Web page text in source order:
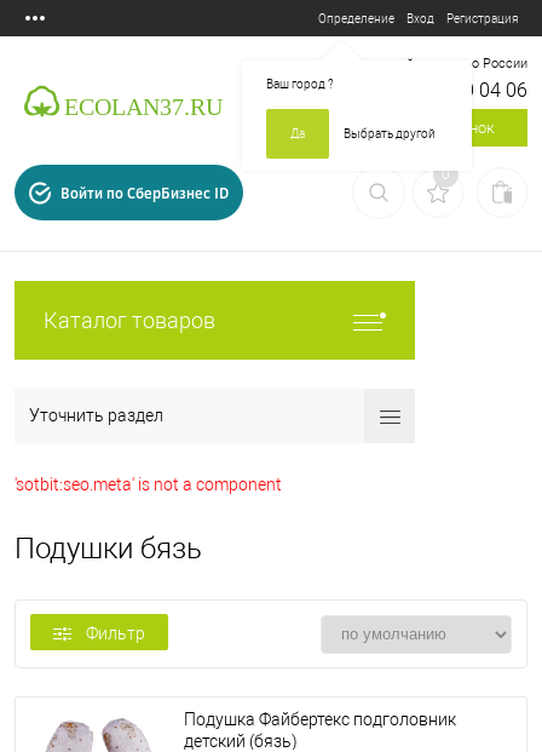
Определение
Ваш город?
Да Выбрать другой
Вход Регистрация
Бесплатный звонок по России
8 800 700 04 06
Заказать звонок
Войти по СберБизнес ID
0
Каталог товаров
Уточнить раздел
'sotbit:seo.meta' is not a component
Подушки бязь
Фильтр
Подушка Файбертекс подголовник
детский (бязь)